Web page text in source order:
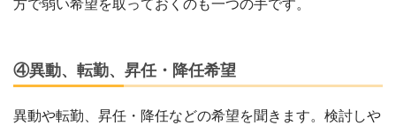
方で弱い希望を取っておくのも一つの手です。
④異動、転勤、昇任・降任希望
異動や転勤、昇任・降任などの希望を聞きます。検討しや